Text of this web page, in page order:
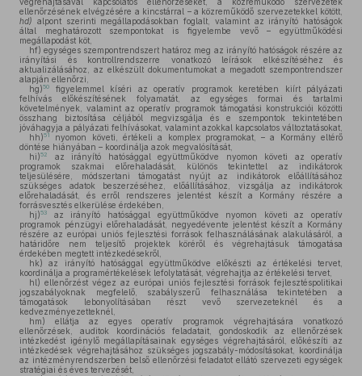
ellenőrzésének elvégzésére a kincstárral – a közreműködő szervezetekkel kötött,
hd) alpont szerinti megállapodásokban foglalt, valamint az irányító hatóságok
által meghatározott szempontokat is figyelembe vevő – együttműködési
megállapodást köt,
hf) egységes szempontrendszert határoz meg az irányító hatóságok részére az
irányítási és kontrollrendszerre vonatkozó leírások elkészítéséhez és
aktualizálásához, az elkészült dokumentumokat a megadott szempontrendszer
alapján ellenőrzi,
hg)50
figyelemmel kíséri az operatív programok keretében kiírt pályázati
felhívás előkészítésének folyamatát, az egységes formai és tartalmi
követelmények, valamint az operatív programok támogatási konstrukciói közötti
összhang biztosítása céljából megvizsgálja és e szempontok tekintetében
jóváhagyja a pályázati felhívásokat, valamint azokkal kapcsolatos változtatásokat,
hh)51
nyomon követi, értékeli a komplex programokat, – a Kormány eltérő
döntése hiányában – koordinálja azok megvalósítását,
hi)52
az irányító hatósággal együttműködve nyomon követi az operatív
programok szakmai előrehaladását, különös tekintettel az indikátorok
teljesülésére, módszertani támogatást nyújt az indikátorok előállításához
szükséges adatok beszerzéséhez, előállításához, vizsgálja az indikátorok
előrehaladását, és erről rendszeres jelentést készít a Kormány részére a
forrásvesztés elkerülése érdekében,
hj)53
az irányító hatósággal együttműködve nyomon követi az operatív
programok pénzügyi előrehaladását, negyedévente jelentést készít a Kormány
részére az európai uniós fejlesztési források felhasználásának alakulásáról, a
határidőre nem teljesítő projektek köréről és végrehajtásuk támogatása
érdekében megtett intézkedésekről,
hk) az irányító hatósággal együttműködve előkészti az értékelési tervet,
koordinálja a programértékelések lefolytatását, végrehajtja az értékelési tervet,
hl) ellenőrzést végez az európai uniós fejlesztési források fejlesztéspolitikai
jogszabályoknak megfelelő, szabályszerű felhasználása tekintetében a
támogatások lebonyolításában részt vevő szervezeteknél és a
kedvezményezetteknél,
hm) ellátja az egyes operatív programok végrehajtására vonatkozó
ellenőrzések, auditok koordinációs feladatait, gondoskodik az ellenőrzések
intézkedést igénylő megállapításainak egységes végrehajtásáról, előkészíti az
intézkedések végrehajtásához szükséges jogszabály-módosításokat, koordinálja
az intézményrendszerben belső ellenőrzési feladatot ellátó szervezeti egységek
stratégiai és éves tervezését,